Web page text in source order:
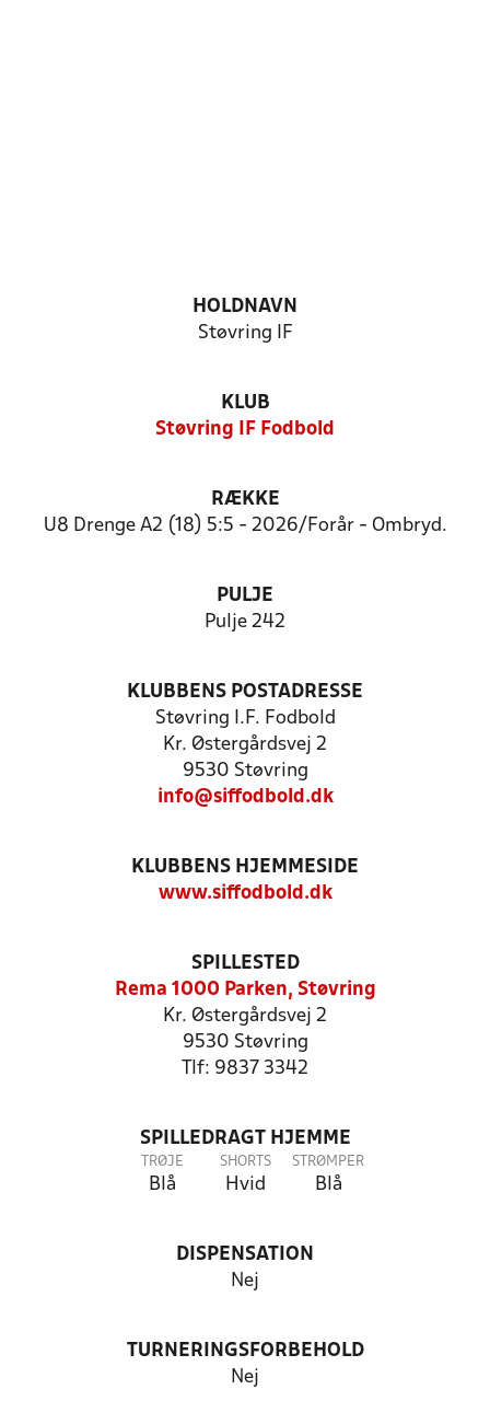
HOLDNAVN
Støvring IF
KLUB
Støvring IF Fodbold
RÆKKE
U8 Drenge A2 (18) 5:5 - 2026/Forår - Ombryd.
PULJE
Pulje 242
KLUBBENS POSTADRESSE
Støvring I.F. Fodbold
Kr. Østergårdsvej 2
9530 Støvring
info@siffodbold.dk
KLUBBENS HJEMMESIDE
www.siffodbold.dk
SPILLESTED
Rema 1000 Parken, Støvring
Kr. Østergårdsvej 2
9530 Støvring
Tlf: 9837 3342
SPILLEDRAGT HJEMME
TRØJE
Blå
SHORTS
Hvid
STRØMPER
Blå
DISPENSATION
Nej
TURNERINGSFORBEHOLD
Nej